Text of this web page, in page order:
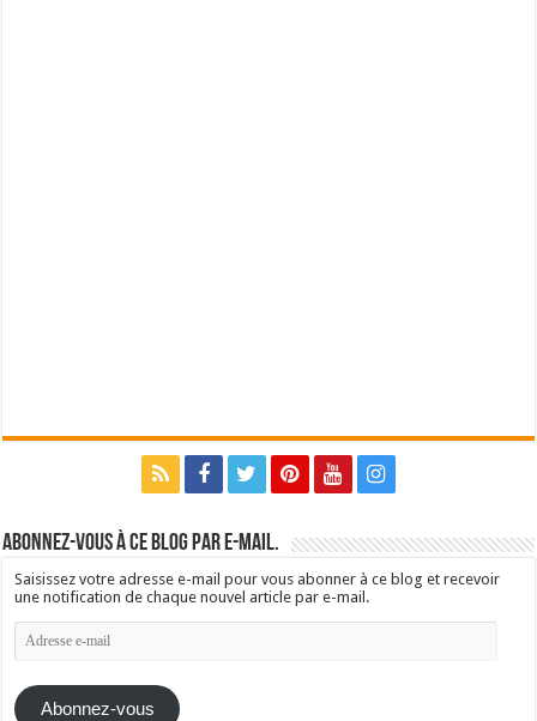
Abonnez-vous à ce blog par e-mail.
Saisissez votre adresse e-mail pour vous abonner à ce blog et recevoir
une notification de chaque nouvel article par e-mail.
Adresse
e-
Abonnez-vous